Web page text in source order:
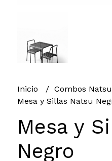
Inicio Combos Natsu
Mesa y Sillas Natsu
Mesa y
Negro